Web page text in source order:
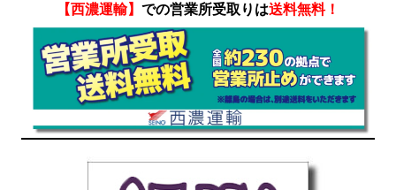
【西濃運輸】 での営業所受取りは送料無料！